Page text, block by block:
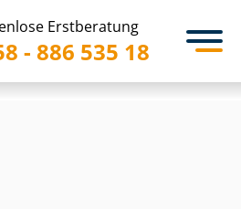
Erstberatung
- 886 535 18